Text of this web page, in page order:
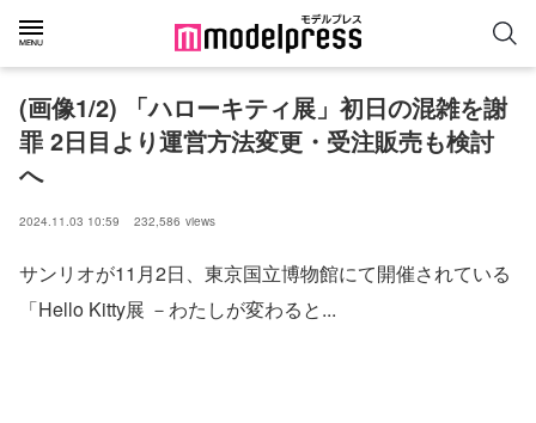
(画像1/2) 「ハローキティ展」初日の混雑を謝
罪 2日目より運営方法変更・受注販売も検討
へ
2024.11.03 10:59 232,586 views
サンリオが11月2日、東京国立博物館にて開催されている
「Hello Kitty展 －わたしが変わると...